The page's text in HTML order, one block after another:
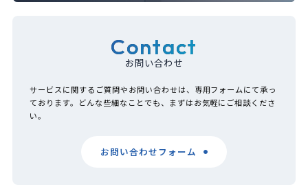
Contact
お問い合わせ
サービスに関するご質問やお問い合わせは、専用フォームにて承っ
ております。どんな些細なことでも、まずはお気軽にご相談くださ
い。
お問い合わせフォーム